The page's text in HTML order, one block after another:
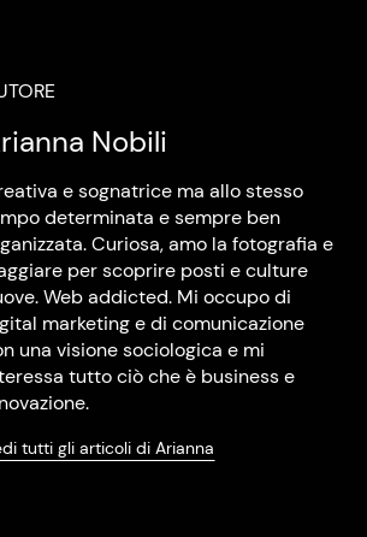
Nobili
e sognatrice ma allo stesso
determinata e sempre ben
Curiosa, amo la fotografia e
per scoprire posti e culture
Web addicted. Mi occupo di
marketing e di comunicazione
una visione sociologica e mi
tutto ciò che è business e
tutti gli articoli di Arianna